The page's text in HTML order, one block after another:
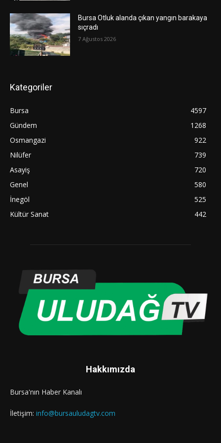
Bursa Otluk alanda çıkan yangın barakaya
sıçradı
7 Ağustos 2026
Kategoriler
Bursa
4597
Gündem
1268
Osmangazi
922
Nilüfer
739
Asayiş
720
Genel
580
İnegöl
525
Kültür Sanat
442
Hakkımızda
Bursa'nın Haber Kanalı
İletişim: info@bursauludagtv.com